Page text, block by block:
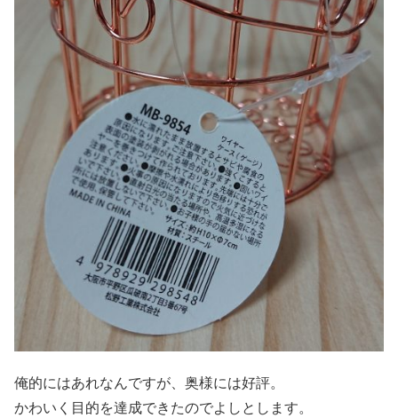
俺的にはあれなんですが、奥様には好評。
かわいく目的を達成できたのでよしとします。